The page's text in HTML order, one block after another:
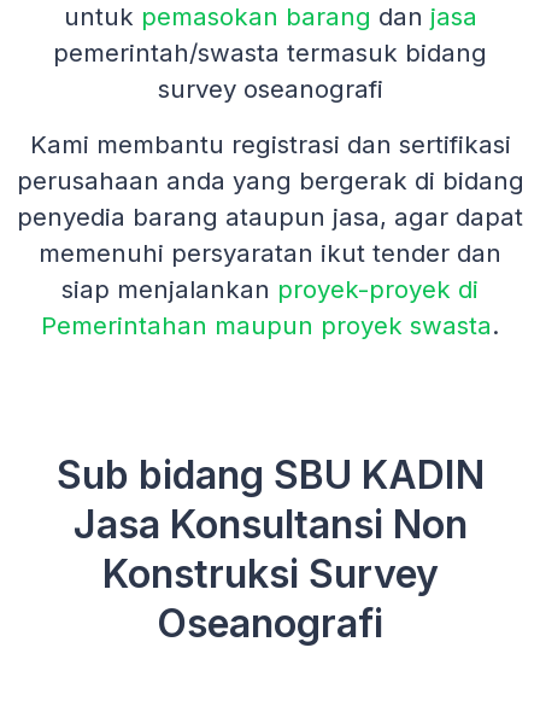
untuk pemasokan barang dan jasa
pemerintah/swasta termasuk bidang
survey oseanografi
Kami membantu registrasi dan sertifikasi
perusahaan anda yang bergerak di bidang
penyedia barang ataupun jasa, agar dapat
memenuhi persyaratan ikut tender dan
siap menjalankan proyek-proyek di
Pemerintahan maupun proyek swasta.
Sub bidang SBU KADIN
Jasa Konsultansi Non
Konstruksi Survey
Oseanografi